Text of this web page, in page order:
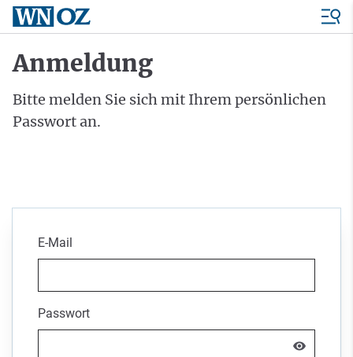
Anmeldung
Bitte melden Sie sich mit Ihrem persönlichen
Passwort an.
E-Mail
Passwort